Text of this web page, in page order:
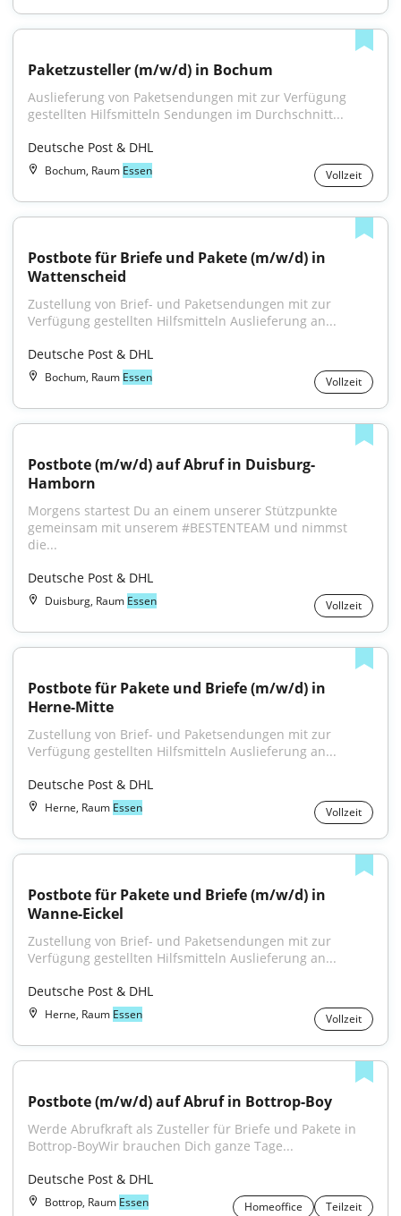
Paketzusteller (m/w/d) in Bochum
Auslieferung von Paketsendungen mit zur Verfügung
gestellten Hilfsmitteln Sendungen im Durchschnitt...
Deutsche Post & DHL
Bochum, Raum Essen Vollzeit
Postbote für Briefe und Pakete (m/w/d) in
Wattenscheid
Zustellung von Brief- und Paketsendungen mit zur
Verfügung gestellten Hilfsmitteln Auslieferung an...
Deutsche Post & DHL
Bochum, Raum Essen Vollzeit
Postbote (m/w/d) auf Abruf in Duisburg-
Hamborn
Morgens startest Du an einem unserer Stützpunkte
gemeinsam mit unserem #BESTENTEAM und nimmst
die...
Deutsche Post & DHL
Duisburg, Raum Essen Vollzeit
Postbote für Pakete und Briefe (m/w/d) in
Herne-Mitte
Zustellung von Brief- und Paketsendungen mit zur
Verfügung gestellten Hilfsmitteln Auslieferung an...
Deutsche Post & DHL
Herne, Raum Essen Vollzeit
Postbote für Pakete und Briefe (m/w/d) in
Wanne-Eickel
Zustellung von Brief- und Paketsendungen mit zur
Verfügung gestellten Hilfsmitteln Auslieferung an...
Deutsche Post & DHL
Herne, Raum Essen Vollzeit
Postbote (m/w/d) auf Abruf in Bottrop-Boy
Werde Abrufkraft als Zusteller für Briefe und Pakete in
Bottrop-BoyWir brauchen Dich ganze Tage...
Deutsche Post & DHL
Bottrop, Raum Essen Homeoffice Teilzeit